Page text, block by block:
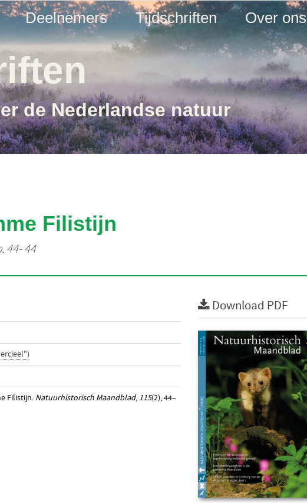
Deelnemers Tijdschriften Over ons
de Nederlandse natuur
Filistijn
44- 44
Filistijn. Natuurhistorisch Maandblad, 115(2), 44–
Download PDF